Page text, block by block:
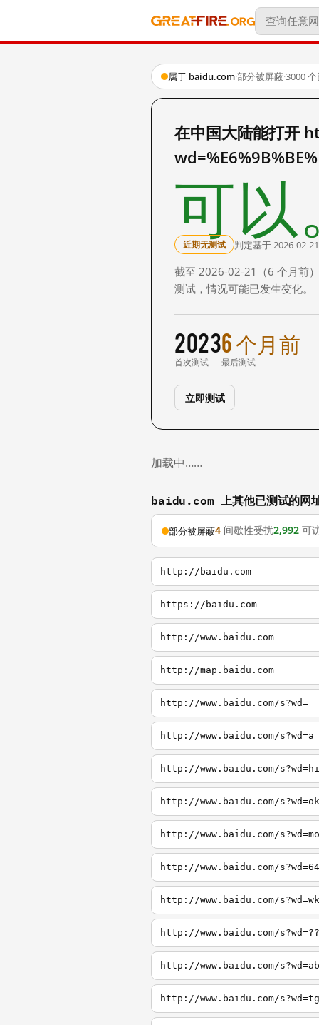
属于 baidu.com·部分被屏蔽·3000
在中国大陆能打开
可以
近期无测试 判定基于 2026-02-
截至 2026-02-21（6 个月前
测试，情况可能已发生变化。
2023
首次测试
6 个月前
最后测试
立即测试
加载中……
baidu.com 上其他已测试的网
部分被屏蔽4 间歇性受扰2,992 可
http://baidu.com
https://baidu.com
http://www.baidu.com
http://map.baidu.com
http://www.baidu.com/s?wd=
http://www.baidu.com/s?wd=a
http://www.baidu.com/s?wd=hi
http://www.baidu.com/s?wd=ok
http://www.baidu.com/s?wd=mo
http://www.baidu.com/s?wd=64
http://www.baidu.com/s?wd=wk
http://www.baidu.com/s?wd=??
http://www.baidu.com/s?wd=ab
http://www.baidu.com/s?wd=tg